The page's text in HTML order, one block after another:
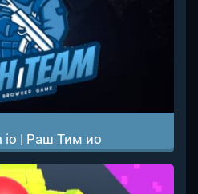
io | Раш Тим ио